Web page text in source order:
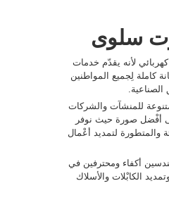
سلوى
لأنه يقدّم خدمات
كاملة لِجميع المواطنين
للمنشآت والشركات
أفْضل صورة حيث نوفر
والمتطورة لتمديد أعْمال
أكفاء ومحترفين في
الكابْلات والأسلاك